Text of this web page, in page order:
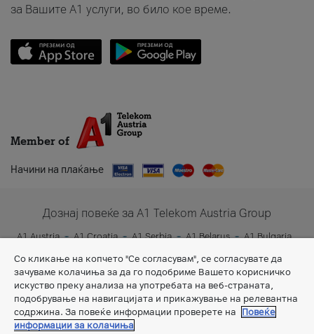
за Вашите A1 услуги, во било кое време.
Member of
Начини на плаќање
Дознај повеќе за A1 Telekom Austria Group
A1 Austria A1 Croatia A1 Serbia A1 Belarus
A1 Bulgaria
A1 Slovenia
A1 Digital
Со кликање на копчето "Се согласувам", се согласувате да
зачуваме колачиња за да го подобриме Вашето корисничко
искуство преку анализа на употребата на веб-страната,
подобрување на навигацијата и прикажување на релевантна
содржина. За повеќе информации проверете на
Повеќе
информации за колачиња